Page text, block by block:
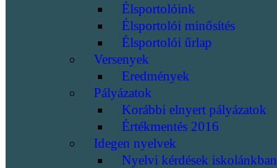
Élsportolóink
Élsportolói minősítés
Élsportolói űrlap
Versenyek
Eredmények
Pályázatok
Korábbi elnyert pályázatok
Értékmentés 2016
Idegen nyelvek
Nyelvi kérdések iskolánkban